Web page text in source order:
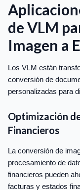
de VLM
Imagen a
Los VLM están
conversión de
personalizadas para
Optimización
Financieros
La conversión de
procesamiento de
financieros pueden
facturas y estados